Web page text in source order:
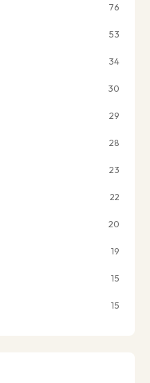
76
53
34
30
29
28
23
22
20
19
15
15